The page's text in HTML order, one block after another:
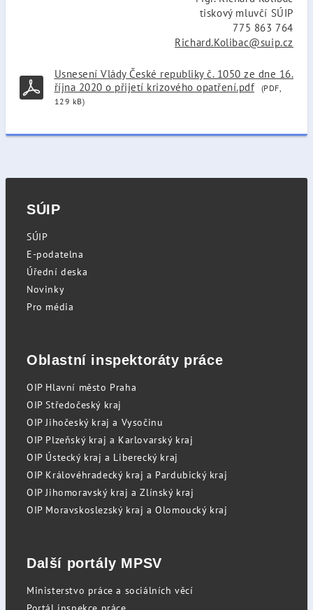
tiskový mluvčí SÚIP
775 863 764
Richard.Kolibac@suip.cz
Usnesení Vlády České republiky č. 1050 ze dne 16.
října 2020 o přijetí krizového opatření.pdf
(PDF,
129 kB)
SÚIP
SÚIP
E-podatelna
Úřední deska
Novinky
Pro média
Oblastní inspektoráty práce
OIP Hlavní město Praha
OIP Středočeský kraj
OIP Jihočeský kraj a Vysočinu
OIP Plzeňský kraj a Karlovarský kraj
OIP Ústecký kraj a Liberecký kraj
OIP Královéhradecký kraj a Pardubický kraj
OIP Jihomoravský kraj a Zlínský kraj
OIP Moravskoslezský kraj a Olomoucký kraj
Další portály MPSV
Ministerstvo práce a sociálních věcí